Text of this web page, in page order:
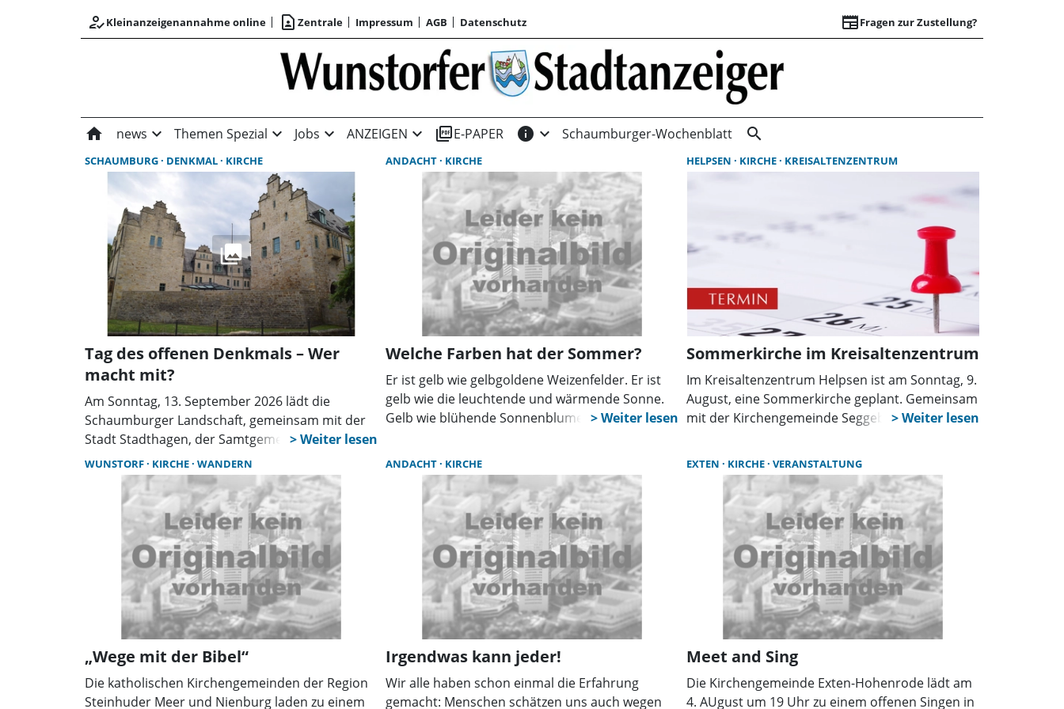
how_to_regKleinanzeigenannahme online contact_page Zentrale Impressum AGB Datenschutz newspaperFragen zur Zustellung?
Suchergebnisse |
home news expand_more Themen Spezial expand_more Jobs expand_more ANZEIGEN expand_more picture_as_pdfE-PAPER info expand_more Schaumburger-Wochenblatt search
SCHAUMBURG DENKMAL KIRCHE
Tag des offenen Denkmals – Wer
macht mit?
Am Sonntag, 13. September 2026 lädt die
Schaumburger Landschaft, gemeinsam mit der
Stadt Stadthagen, der Samtgemeinde Lindhorst,
Eigentümerinnen und Eigentümern von
Denkmalen, sowie vielen ehrenamtlichen
Helfern, zum Tag des offenen Denkmals ein (wir
berichteten). Die Vorsitzende der Schaumburger
Landschaft, Lu Seegers, freut sich besonders,
weil diese Veranstaltung mit so vielen
Denkmalen, wie noch nie, stattfinden kann. Das
Schaumburger Wochenblatt stellt in dieser und
in der kommenden Ausgabe die 33 Objekte in
und um Stadthagen und Lindhorst vor.
ANDACHT KIRCHE
Welche Farben hat der Sommer?
Er ist gelb wie gelbgoldene Weizenfelder. Er ist
gelb wie die leuchtende und wärmende Sonne.
Gelb wie blühende Sonnenblumen und wie der
HELPSEN KIRCHE KREISALTENZENTRUM
Sommerkirche im Kreisaltenzentrum
Im Kreisaltenzentrum Helpsen ist am Sonntag, 9.
August, eine Sommerkirche geplant. Gemeinsam
mit der Kirchengemeinde Seggebruch lädt das
Schachtstraße 40 ein. Den Gottesdienst gestaltet
Pastor Herde. Für die musikalische Begleitung
sorgt der Posaunenchor aus Seggebruch.
Eingeladen sind Bewohnerinnen und Bewohner,
Besucher, Nachbarn sowie Familie und Freunde.
WUNSTORF KIRCHE WANDERN
„Wege mit der Bibel“
Die katholischen Kirchengemeinden der Region
Steinhuder Meer und Nienburg laden zu einem
ANDACHT KIRCHE
Irgendwas kann jeder!
Wir alle haben schon einmal die Erfahrung
gemacht: Menschen schätzen uns auch wegen
EXTEN KIRCHE VERANSTALTUNG
Meet and Sing
Die Kirchengemeinde Exten-Hohenrode lädt am
4. AUgust um 19 Uhr zu einem offenen Singen in